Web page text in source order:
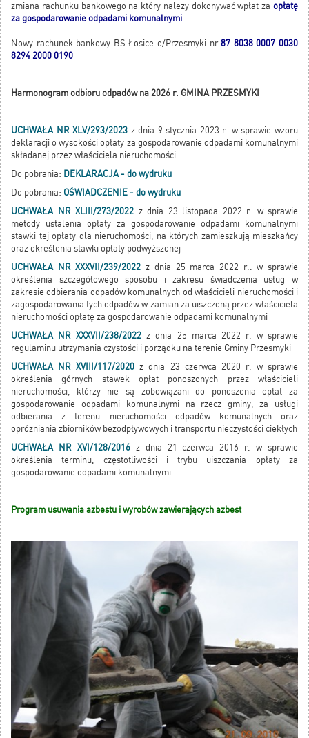
zmiana rachunku bankowego na który należy dokonywać wpłat za opłatę
za gospodarowanie odpadami komunalnymi.
Nowy rachunek bankowy BS Łosice o/Przesmyki nr87 8038 0007 0030
8294 2000 0190
Harmonogram odbioru odpadów na 2026 r. GMINA PRZESMYKI
UCHWAŁA NR XLV/293/2023 z dnia 9 stycznia 2023 r. w sprawie wzoru
deklaracji o wysokości opłaty za gospodarowanie odpadami komunalnymi
składanej przez właściciela nieruchomości
Do pobrania: DEKLARACJA - do wydruku
Do pobrania: OŚWIADCZENIE - do wydruku
UCHWAŁA NR XLIII/273/2022 z dnia 23 listopada 2022 r. w sprawie
metody ustalenia opłaty za gospodarowanie odpadami komunalnymi
stawki tej opłaty dla nieruchomości, na których zamieszkują mieszkańcy
oraz określenia stawki opłaty podwyższonej
UCHWAŁA NR XXXVII/239/2022 z dnia 25 marca 2022 r.. w sprawie
określenia szczegółowego sposobu i zakresu świadczenia usług w
zakresie odbierania odpadów komunalnych od właścicieli nieruchomości i
zagospodarowania tych odpadów w zamian za uiszczoną przez właściciela
nieruchomości opłatę za gospodarowanie odpadami komunalnymi
UCHWAŁA NR XXXVII/238/2022 z dnia 25 marca 2022 r. w sprawie
regulaminu utrzymania czystości i porządku na terenie Gminy Przesmyki
UCHWAŁA NR XVIII/117/2020 z dnia 23 czerwca 2020 r. w sprawie
określenia górnych stawek opłat ponoszonych przez właścicieli
nieruchomości, którzy nie są zobowiązani do ponoszenia opłat za
gospodarowanie odpadami komunalnymi na rzecz gminy, za usługi
odbierania z terenu nieruchomości odpadów komunalnych oraz
opróżniania zbiorników bezodpływowych i transportu nieczystości ciekłych
UCHWAŁA NR XVI/128/2016z dnia 21 czerwca 2016 r. w sprawie
określenia terminu, częstotliwości i trybu uiszczania opłaty za
gospodarowanie odpadami komunalnymi
Program usuwania azbestu i wyrobów zawierających azbest